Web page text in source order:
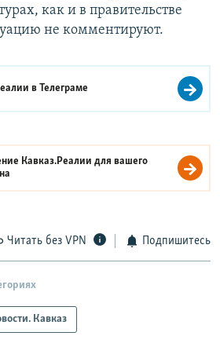
как и в правительстве
не комментируют.
вТелеграме
Кавказ.Реалии для вашего
Читать без VPN Подпишитесь
Кавказ